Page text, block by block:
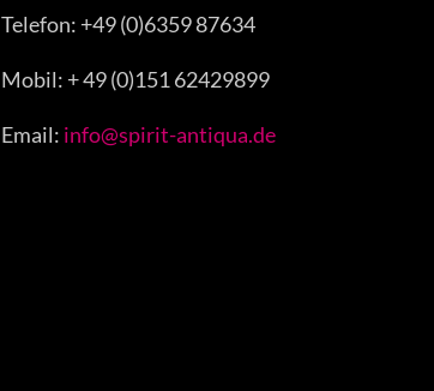
Telefon: +49 (0)6359 87634
Mobil: + 49 (0)151 62429899
Email: info@spirit-antiqua.de